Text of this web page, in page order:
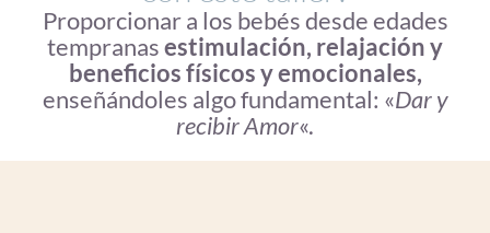
Proporcionar a los bebés desde edades
tempranasestimulación, relajación y
beneficios físicos y emocionales,
enseñándoles algo fundamental: «Dar y
recibir Amor«.